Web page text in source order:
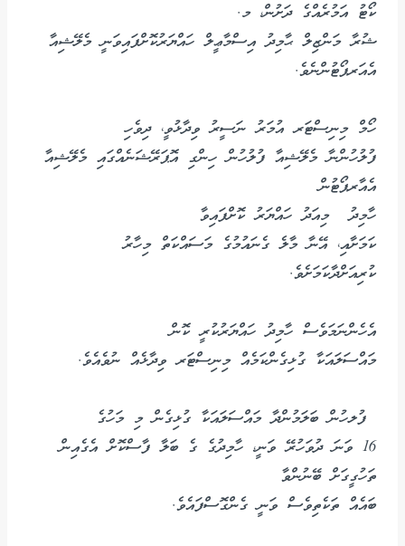
ކޯޓު އަމުރެއްގެ ދަށުން، މ.
ޝުރާ މަންޒިލް ޙާމިދު އިސްމާޢީލް ހައްޔަރުކޮށްފައިވަނީ މެލޭޝިއާ
އެއަރޕޯޓުންނެވެ.
ހޯމް މިނިސްޓަރ އުމަރު ނަސީރު ވިދާޅުވީ، ދިވެހި
ފުލުހުންނާ މެލޭޝިއާ ފުލުހުން ހިންގި އޮޕަރޭޝަނެއްގައި މެލޭޝިއާ
އެއާރޕޯޓުން
ހާމިދު މިއަދު ހައްޔަރު ކޮށްފައިވާ
ކަމަށާއި، އޭނާ މާލެ ގެނައުމުގެ މަސައްކަތް މިހާރު
ކުރިއަށްދާކަމަށެވެ.
އެހެންނަމަވެސް ހާމިދު ހައްޔަރުކުރީ ކޮން
މައްސަލައަކާ ގުޅިގެންކަމެއް މިނިސްޓަރ ވިދާޅެއް ނުވެއެވެ.
ފުލހުން ބަލަމުންދާ މައްސަލައަކާ ގުޅިގެން މި މަހުގެ
16 ވަނަ ދުވަހުރޭ ވަނީ، ހާމިދުގެ ގެ ބަލާ ފާސްކޮށް އެގެއިން
ތަހުގީގަށް ބޭނުންވާ
ބައެއް ތަކެތިވެސް ވަނީ ގެންގޮސްފައެވެ.